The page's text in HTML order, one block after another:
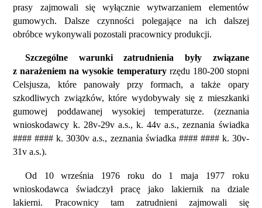
prasy zajmowali się wyłącznie wytwarzaniem elementów
gumowych. Dalsze czynności polegające na ich dalszej
obróbce wykonywali pozostali pracownicy produkcji.
Szczególne warunki zatrudnienia były związane
z narażeniem na wysokie temperaturyrzędu 180-200 stopni
Celsjusza, które panowały przy formach, a także opary
szkodliwych związków, które wydobywały się z mieszkanki
gumowej poddawanej wysokiej temperaturze. (zeznania
wnioskodawcy k. 28v-29v a.s., k. 44v a.s., zeznania świadka
#### #### k. 3030v a.s., zeznania świadka #### #### k. 30v-
31v a.s.).
Od 10 września 1976 roku do 1 maja 1977 roku
wnioskodawca świadczył pracę jako lakiernik na dziale
lakierni. Pracownicy tam zatrudnieni zajmowali się